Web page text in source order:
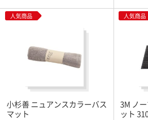
人気商品
小杉善 ニュアンスカラーバス
マット
人気商品
3M ノ
ット